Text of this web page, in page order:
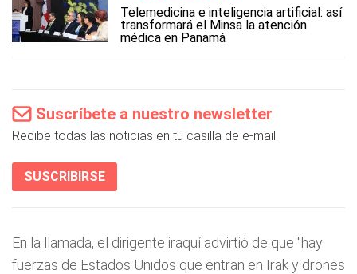
Telemedicina e inteligencia artificial: así
transformará el Minsa la atención
médica en Panamá
Suscríbete a nuestro newsletter
Recibe todas las noticias en tu casilla de e-mail.
SUSCRIBIRSE
En la llamada, el dirigente iraquí advirtió de que "hay
fuerzas de Estados Unidos que entran en Irak y drones